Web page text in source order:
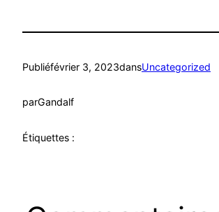
Publiéfévrier 3, 2023dansUncategorized
parGandalf
Étiquettes :